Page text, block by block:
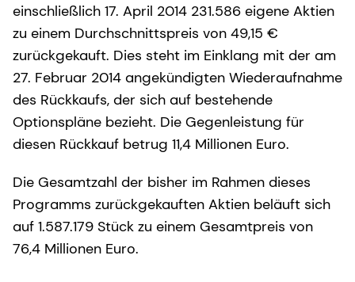
einschließlich 17. April 2014 231.586 eigene Aktien
zu einem Durchschnittspreis von 49,15 €
zurückgekauft. Dies steht im Einklang mit der am
27. Februar 2014 angekündigten Wiederaufnahme
des Rückkaufs, der sich auf bestehende
Optionspläne bezieht. Die Gegenleistung für
diesen Rückkauf betrug 11,4 Millionen Euro.
Die Gesamtzahl der bisher im Rahmen dieses
Programms zurückgekauften Aktien beläuft sich
auf 1.587.179 Stück zu einem Gesamtpreis von
76,4 Millionen Euro.